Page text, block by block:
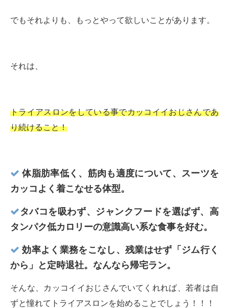
でもそれよりも、もっとやって欲しいことがあります。
それは、
トライアスロンをしている事でカッコイイおじさんであ
り続けること！
体脂肪率低く、筋肉も適度について、スーツを
カッコよく着こなせる体型。
タバコを吸わず、ジャンクフードを選ばず、高
タンパク低カロリーの意識高い系な食事を好む。
効率よく業務をこなし、残業はせず「ジム行く
から」と定時退社。なんなら帰宅ラン。
そんな、カッコイイおじさんでいてくれれば、若者は自
ずと憧れてトライアスロンを始めることでしょう！！！